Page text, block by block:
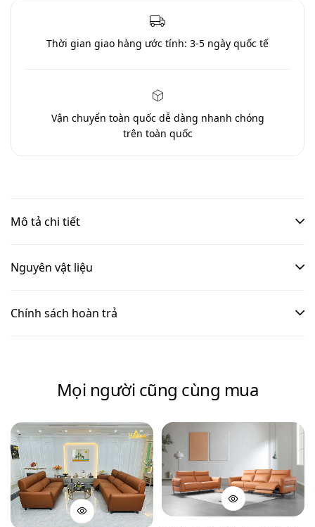
Thời gian giao hàng ước tính: 3-5 ngày quốc tế
Vận chuyển toàn quốc dễ dàng nhanh chóng
trên toàn quốc
Mô tả chi tiết
Nguyên vật liệu
Chính sách hoàn trả
Mọi người cũng cùng mua